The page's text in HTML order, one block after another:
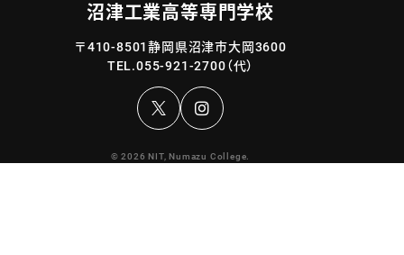
沼津工業高等専門学校
〒410-8501静岡県沼津市大岡3600
TEL.055-921-2700（代）
Instagram
© 2026 NIT, Numazu College.